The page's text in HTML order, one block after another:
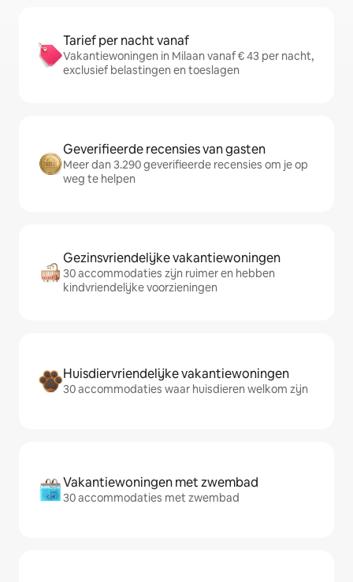
Tarief per nacht vanaf
Vakantiewoningen in Milaan vanaf € 43 per nacht,
exclusief belastingen en toeslagen
Geverifieerde recensies van gasten
Meer dan 3.290 geverifieerde recensies om je op
weg te helpen
Gezinsvriendelijke vakantiewoningen
30 accommodaties zijn ruimer en hebben
kindvriendelijke voorzieningen
Huisdiervriendelijke vakantiewoningen
30 accommodaties waar huisdieren welkom zijn
Vakantiewoningen met zwembad
30 accommodaties met zwembad